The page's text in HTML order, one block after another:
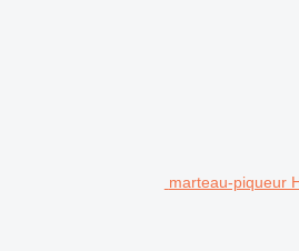
marteau-piqueur